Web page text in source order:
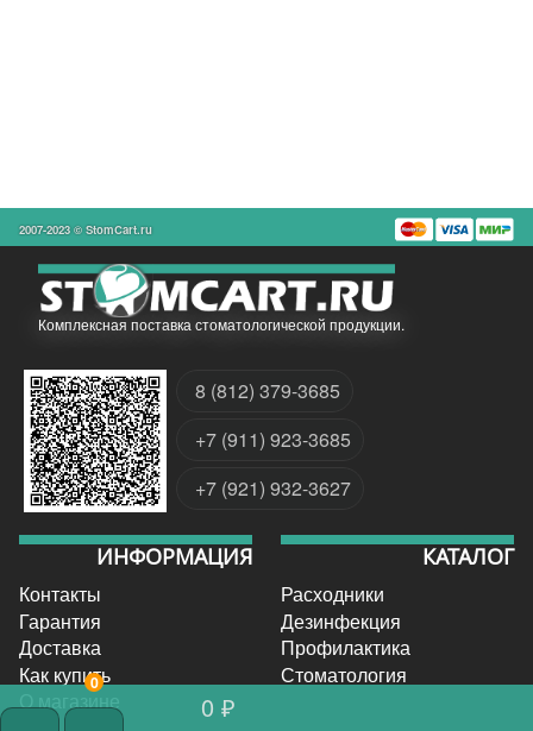
2007-2023 © StomCart.ru
Комплексная поставка стоматологической продукции.
8 (812) 379-3685
+7 (911) 923-3685
+7 (921) 932-3627
ИНФОРМАЦИЯ
Контакты
Гарантия
Доставка
Как купить
О магазине
КАТАЛОГ
Расходники
Дезинфекция
Профилактика
Стоматология
0
0 ₽